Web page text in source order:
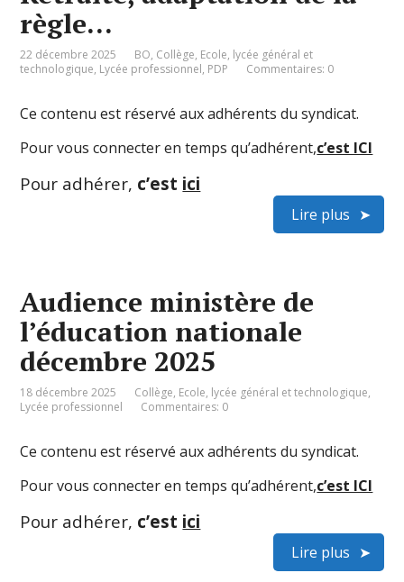
règle…
22 décembre 2025 BO, Collège, Ecole, lycée général et
technologique, Lycée professionnel, PDP Commentaires: 0
Ce contenu est réservé aux adhérents du syndicat.
Pour vous connecter en temps qu’adhérent,c’est ICI
Pour adhérer, c’est ici
Lire plus
Audience ministère de
l’éducation nationale
décembre 2025
18 décembre 2025 Collège, Ecole, lycée général et technologique,
Lycée professionnel
Commentaires: 0
Ce contenu est réservé aux adhérents du syndicat.
Pour vous connecter en temps qu’adhérent,c’est ICI
Pour adhérer, c’est ici
Lire plus